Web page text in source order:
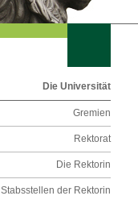
Die Universität
Gremien
Rektorat
Die Rektorin
Stabsstellen der Rektorin